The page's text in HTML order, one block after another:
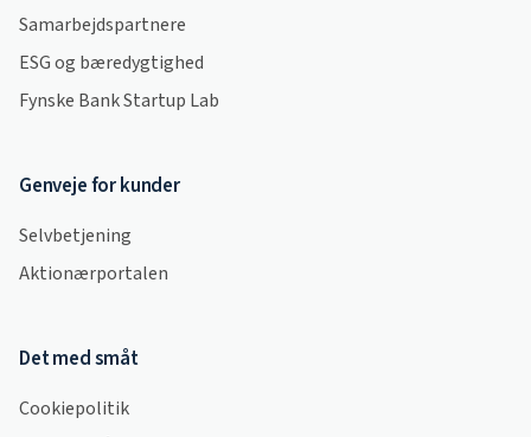
Samarbejdspartnere
ESG og bæredygtighed
Fynske Bank Startup Lab
Genveje for kunder
Selvbetjening
Aktionærportalen
Det med småt
Cookiepolitik